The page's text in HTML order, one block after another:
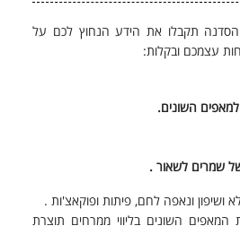
תקבלו את הידע הנחוץ לכם על
עצמכם ובקלות:
השונים.
שמרים לשאור .
ושיפון ונאפה לחם, פיתות ופוקאצ'ות .
השונים בליווי ממרחים תוצרת